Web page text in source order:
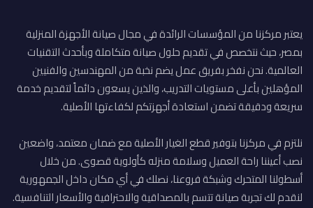
يعتبر مركزنا من المؤسسات الرائدة في مجال صيانة الأجهزة المنزلية
بمصر، حيث نتخصص في تقديم حلول صيانة متكاملة وبأحدث التقنيات
العالمية. نحن نفخر بفريق عمل يضم نخبة من المهندسين والفنيين
المؤهلين بأعلى مستويات التدريب، والذين يسعون دائماً لتقديم خدمة
سريعة ودقيقة تضمن استعادة أجهزتكم لكفاءتها الأصلية.
نلتزم في مركزنا بتوفير قطع الغيار الأصلية مع ضمان معتمد، واضعين
نصب أعيننا راحة العميل وسلامة منزله كأولوية قصوى. من خلال
أسطولنا المتحرك وشبكة فروعنا، نصلك في أي مكان داخل الجمهورية
لنقدم لك تجربة صيانة تتسم بالمصداقية والاحترافية والأسعار التنافسية.